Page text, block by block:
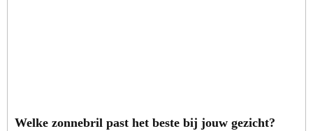
Welke zonnebril past het beste bij jouw gezicht?